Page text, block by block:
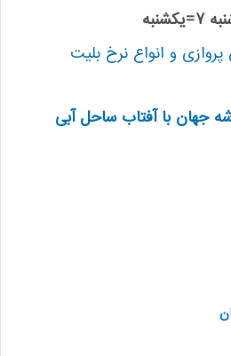
و انواع نرخ بلیت
جهان با آفتاب ساحل آبی